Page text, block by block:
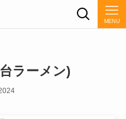
MENU
ラーメン)